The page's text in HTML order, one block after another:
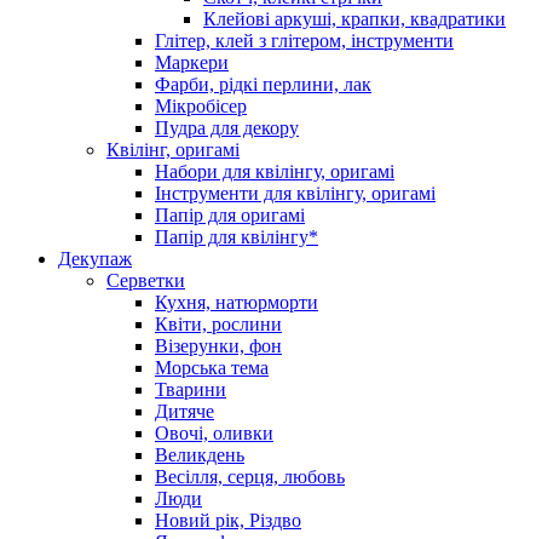
Клейові аркуші, крапки, квадратики
Глітер, клей з глітером, інструменти
Маркери
Фарби, рідкі перлини, лак
Мікробісер
Пудра для декору
Квілінг, оригамі
Набори для квілінгу, оригамі
Інструменти для квілінгу, оригамі
Папір для оригамі
Папір для квілінгу*
Декупаж
Серветки
Кухня, натюрморти
Квіти, рослини
Візерунки, фон
Морська тема
Тварини
Дитяче
Овочі, оливки
Великдень
Весілля, серця, любовь
Люди
Новий рік, Різдво